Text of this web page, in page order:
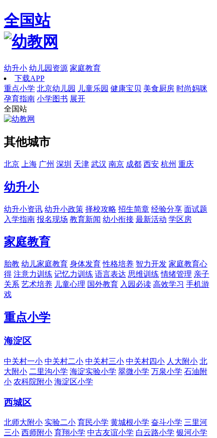
全国站
幼升小 幼儿园资源 家庭教育
下载APP
重点小学 北京幼儿园 儿童乐园 健康宝贝 美食厨房 时尚妈咪
孕育指南 小学图书 展开
全国站
其他城市
北京 上海 广州 深圳 天津 武汉 南京 成都 西安 杭州 重庆
幼升小
幼升小资讯 幼升小政策 择校攻略 招生简章 经验分享 面试题
入学指南 报名现场 教育新闻 幼小衔接 最新活动 学区房
家庭教育
胎教 幼儿家庭教育 身体发育 性格培养 智力开发 家庭教育心
得 注意力训练 记忆力训练 语言表达 思维训练 情绪管理 亲子
关系 艺术培养 儿童心理 国外教育 入园必读 高效学习 手机游
戏
重点小学
海淀区
中关村一小 中关村二小 中关村三小 中关村四小 人大附小 北
大附小 二里沟小学 海淀实验小学 翠微小学 万泉小学 石油附
小 农科院附小 海淀区小学
西城区
北师大附小 实验二小 育民小学 黄城根小学 奋斗小学 三里河
三小 西师附小 育翔小学 中古友谊小学 白云路小学 银河小学